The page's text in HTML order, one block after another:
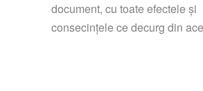
document, cu toate efectele și
consecințele ce decurg din